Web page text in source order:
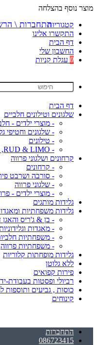
מוצר נוסף בהצלחה
קטגוריות
התקשרו אלינו
דף הבית
החשבון שלי
0 עגלת קניות
דף הבית
שלגונים וטילונים חלביים
- מוצרי ילדים -
- שלגונים וחטיפי
- טילונים
- SVALYA ,YUKKI ,RUD & LIMO
קרחונים ושלגוני פרווה
- קרחונים
- סורבה ושרבט
- שלגוני פרווה
- מוצרי ילדים -
גלידות מותגים
גלידות משפחתיות
- בן & ג'ריס והאגן
- מאגדות
- משפחתיות
- משפחתיות פרווה
גלידות מופחתות קלוריות
ללא גלוטן
פירות קפואים
רביולי ופסטות בעבודת-יד
כוסות , גביעים ותוספות
קינוחים
התחברות
086723415
התחברות \